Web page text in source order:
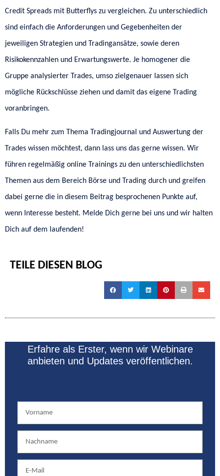
Credit Spreads mit Butterflys zu vergleichen. Zu unterschiedlich
sind einfach die Anforderungen und Gegebenheiten der
jeweiligen Strategien und Tradingansätze, sowie deren
Risikokennzahlen und Erwartungswerte. Je homogener die
Gruppe analysierter Trades, umso zielgenauer lassen sich
mögliche Rückschlüsse ziehen und damit das eigene Trading
voranbringen.
Falls Du mehr zum Thema Tradingjournal und Auswertung der
Trades wissen möchtest, dann lass uns das gerne wissen. Wir
führen regelmäßig online Trainings zu den unterschiedlichsten
Themen aus dem Bereich Börse und Trading durch und greifen
dabei gerne die in diesem Beitrag besprochenen Punkte auf,
wenn Interesse besteht. Melde Dich gerne bei uns und wir halten
Dich auf dem laufenden!
TEILE DIESEN BLOG
Erfahre als Erster, wenn wir Webinare
anbieten und Updates veröffentlichen.